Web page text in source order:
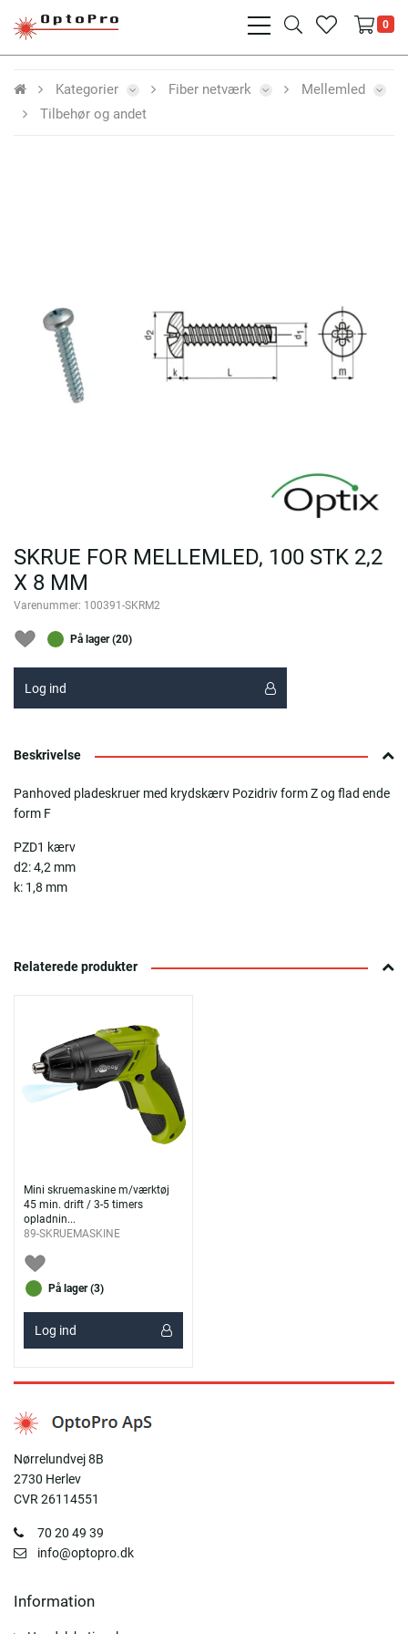
bars
light
searchheart
0
Kategorier Fiber netværk
Mellemled
Tilbehør og andet
SKRUE FOR MELLEMLED, 100 STK 2,2
X 8 MM
Varenummer: 100391-SKRM2
På lager (20)
Log ind
Beskrivelse
Panhoved pladeskruer med krydskærv Pozidriv form Z og flad ende
form F
PZD1 kærv
d2: 4,2 mm
k: 1,8 mm
Relaterede produkter
Mini skruemaskine m/værktøj
45 min. drift / 3-5 timers
opladnin...
89-SKRUEMASKINE
På lager (3)
Log ind
Nørrelundvej 8B
2730 Herlev
CVR 26114551
70 20 49 39
info@optopro.dk
Information